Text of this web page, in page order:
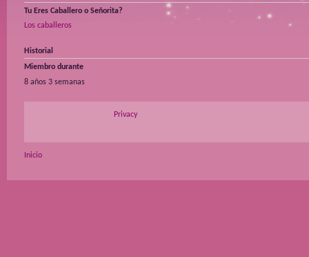
Tu Eres Caballero o Señorita?
Los caballeros
Historial
Miembro durante
8 años 3 semanas
Privacy
Inicio